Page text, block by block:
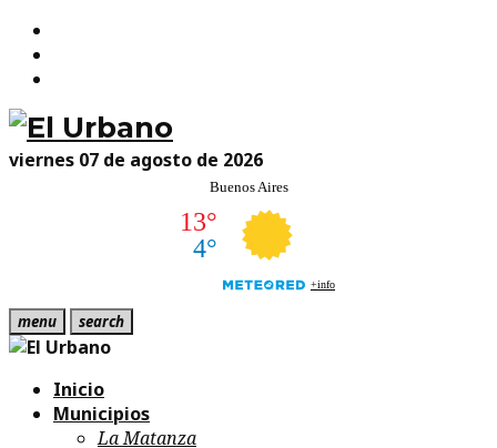
Skip
content
viernes 07 de agosto de 2026
menu search
Inicio
Municipios
La Matanza